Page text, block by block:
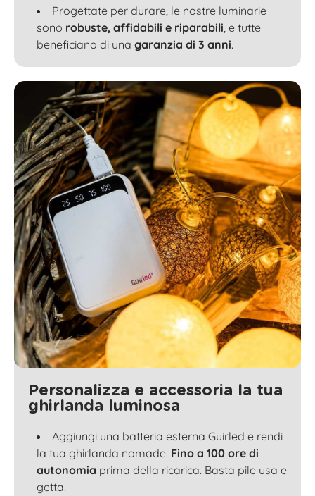
Progettate per durare, le nostre luminarie
sono robuste, affidabili e riparabili, e tutte
beneficiano di una garanzia di 3 anni.
Personalizza e accessoria la tua
ghirlanda luminosa
Aggiungi una batteria esterna Guirled e rendi
la tua ghirlanda nomade. Fino a 100 ore di
autonomia prima della ricarica. Basta pile usa e
getta.